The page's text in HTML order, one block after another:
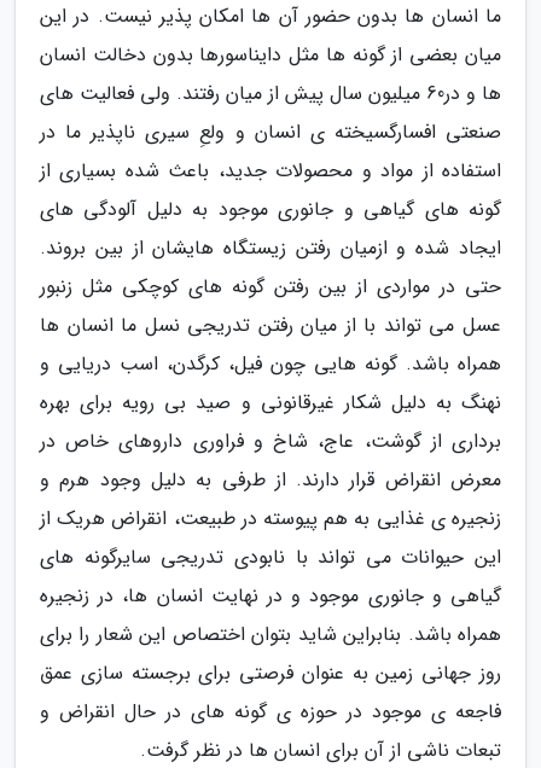
ما انسان ها بدون حضور آن ها امکان پذیر نیست. در این
میان بعضی از گونه ها مثل دایناسورها بدون دخالت انسان
ها و در60 میلیون سال پیش از میان رفتند. ولی فعالیت های
صنعتی افسارگسیخته ی انسان و ولعِ سیری ناپذیر ما در
استفاده از مواد و محصولات جدید، باعث شده بسیاری از
گونه های گیاهی و جانوری موجود به دلیل آلودگی های
ایجاد شده و ازمیان رفتن زیستگاه هایشان از بین بروند.
حتی در مواردی از بین رفتن گونه های کوچکی مثل زنبور
عسل می تواند با از میان رفتن تدریجی نسل ما انسان ها
همراه باشد. گونه هایی چون فیل، کرگدن، اسب دریایی و
نهنگ به دلیل شکار غیرقانونی و صید بی رویه برای بهره
برداری از گوشت، عاج، شاخ و فراوری داروهای خاص در
معرض انقراض قرار دارند. از طرفی به دلیل وجود هرم و
زنجیره ی غذایی به هم پیوسته در طبیعت، انقراض هریک از
این حیوانات می تواند با نابودی تدریجی سایرگونه های
گیاهی و جانوری موجود و در نهایت انسان ها، در زنجیره
همراه باشد. بنابراین شاید بتوان اختصاص این شعار را برای
روز جهانی زمین به عنوان فرصتی برای برجسته سازی عمق
فاجعه ی موجود در حوزه ی گونه های در حال انقراض و
تبعات ناشی از آن برای انسان ها در نظر گرفت.